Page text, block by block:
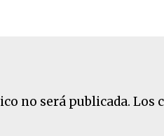
no será publicada. Los